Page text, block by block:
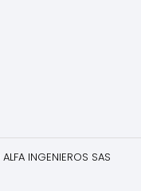
ALFA INGENIEROS SAS